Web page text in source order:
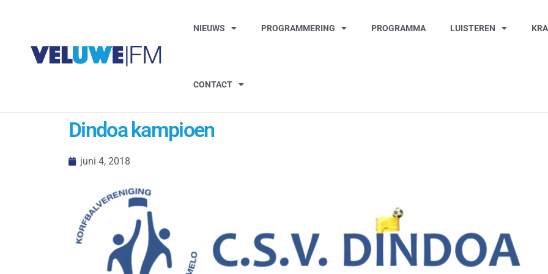
NIEUWS PROGRAMMERING PROGRAMMA LUISTEREN
CONTACT
Dindoa kampioen
juni 4, 2018